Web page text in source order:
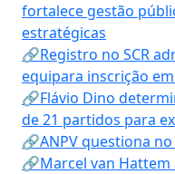
fortalece gestão
estratégicas
🔗Registro no SCR
equipara inscrição
🔗Flávio Dino
de 21 partidos para
🔗ANPV questiona no
🔗Marcel van Hattem